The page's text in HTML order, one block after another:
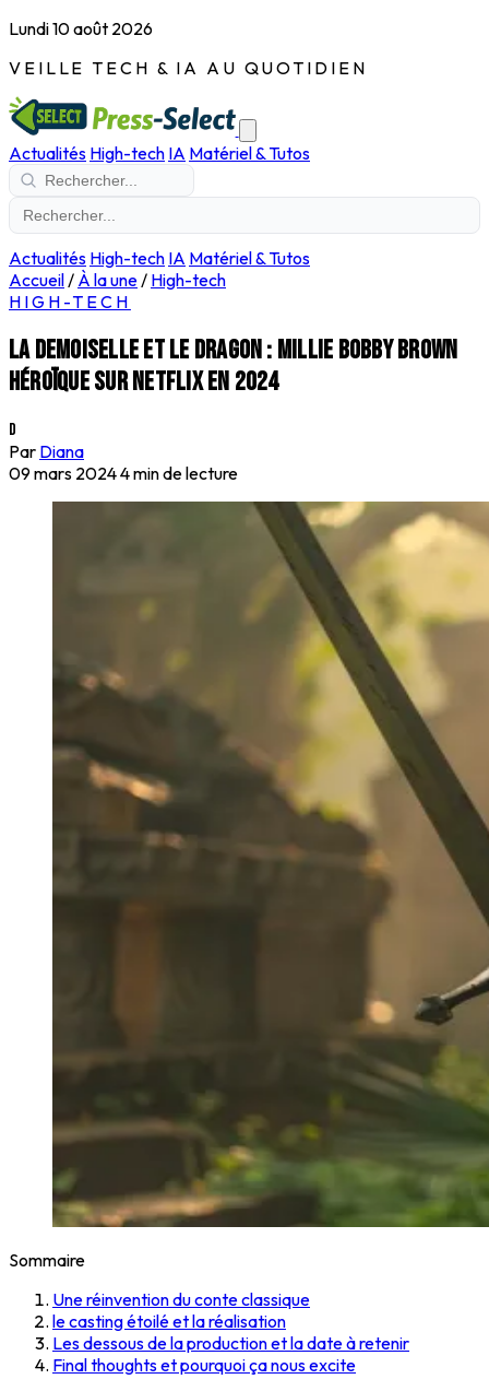
Lundi 10 août 2026
VEILLE TECH & IA AU QUOTIDIEN
Actualités High-tech IA Matériel & Tutos
Actualités High-tech IA Matériel & Tutos
Accueil/ À la une/ High-tech
HIGH-TECH
La demoiselle et le dragon : Millie Bobby Brown
héroïque sur Netflix en 2024
D
Par Diana
09 mars 20244 min de lecture
Sommaire
Une réinvention du conte classique
le casting étoilé et la réalisation
Les dessous de la production et la date à retenir
Final thoughts et pourquoi ça nous excite